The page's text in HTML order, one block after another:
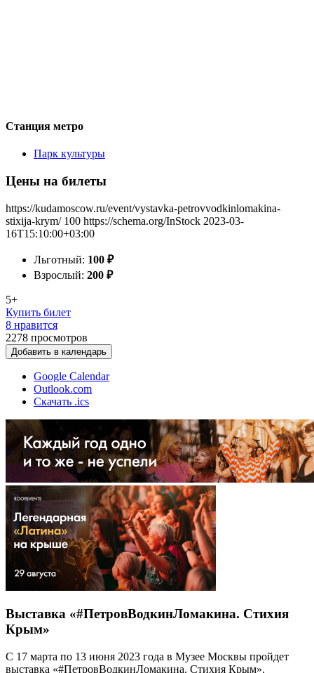
Станция метро
Парк культуры
Цены на билеты
https://kudamoscow.ru/event/vystavka-petrovvodkinlomakina-
stixija-krym/ 100 https://schema.org/InStock 2023-03-
16T15:10:00+03:00
Льготный: 100 ₽
Взрослый: 200 ₽
5+
Купить билет
8 нравится
2278 просмотров
Добавить в календарь
Google Calendar
Outlook.com
Скачать .ics
Выставка «#ПетровВодкинЛомакина. Стихия
Крым»
С 17 марта по 13 июня 2023 года в Музее Москвы пройдет
выставка «#ПетровВодкинЛомакина. Стихия Крым».